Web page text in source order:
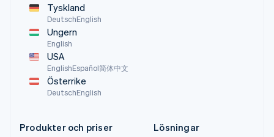
Tyskland
DeutschEnglish
Ungern
English
USA
EnglishEspañol简体中文
Österrike
DeutschEnglish
Produkter och priser
Lösningar